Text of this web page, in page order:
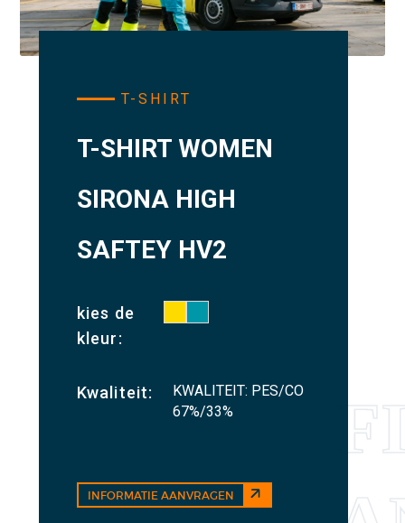
T-SHIRT
T-SHIRT WOMEN
SIRONA HIGH
SAFTEY HV2
kies de
kleur:
Kwaliteit:
KWALITEIT: PES/CO
67%/33%
INFORMATIE AANVRAGEN